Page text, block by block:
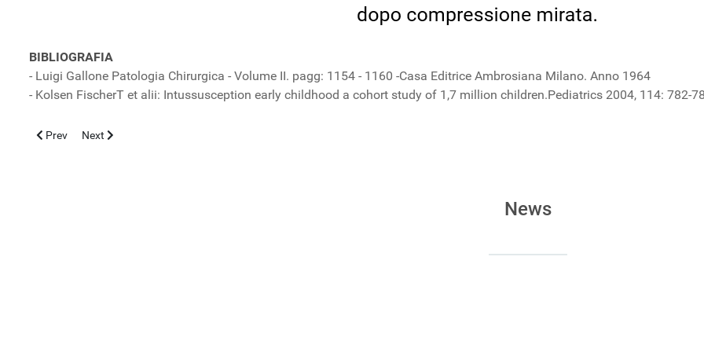
BIBLIOGRAFIA
- Luigi Gallone Patologia Chirurgica - Volume II. pagg: 1154 - 1160 -Casa Editrice Ambrosiana Milano. Anno 1964
- Kolsen FischerT et alii: Intussusception early childhood a cohort study of 1,7 million children.Pediatrics 2004, 114: 782-
Previous article: Long COVID in bambini e adolescenti: verso la comprensione dei meccanismi della persistenza dei sintomi
Prev Next article: La SIPO nel Mondo: Dott. Antonio Mazza, Primario Emerito di Pediatria e Neonatologia, Ospedale di Cles
Next
News